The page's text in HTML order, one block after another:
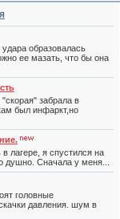
образовалась
ее мазать, что бы она
забрала в
был инфаркт,но
лагере, я спустился на
душно. Сначала у меня...
головные
давления. шум в